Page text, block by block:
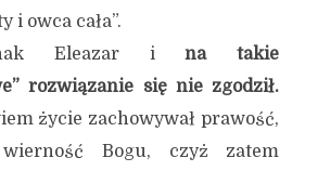
i owca cała”.
Eleazar ina takie
rozwiązanie się nie zgodził.
życie zachowywał prawość,
Bogu, czyż zatem